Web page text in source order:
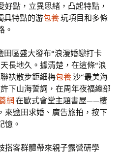
點，立異思緒，凸起特點，
具特點的游包養玩項目和多條
。
田區盛大發布“浪漫婚戀打卡
長地久。據清楚，在這條“浪
袂散步鉅細梅包養沙“最美海
下山海誓詞，在周年夜福總部
網在歐式會堂主題書屋——棲
來鹽田求婚、廣告旅拍，按下
憶。
搭客群體帶來親子露營研學